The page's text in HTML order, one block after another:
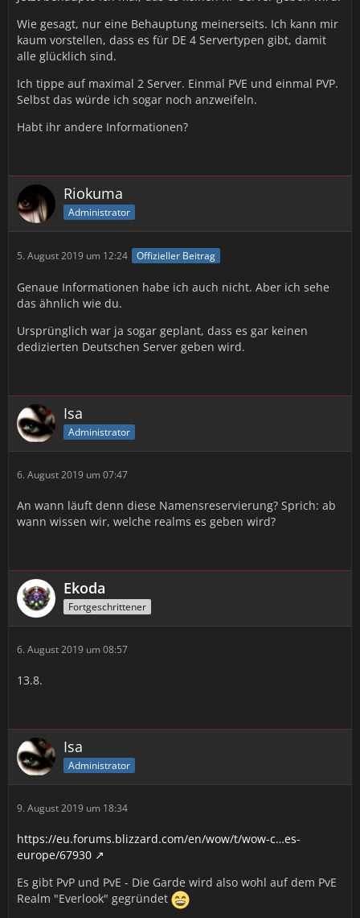
Wie gesagt, nur eine Behauptung meinerseits. Ich kann mir
kaum vorstellen, dass es für DE 4 Servertypen gibt, damit
alle glücklich sind.
Ich tippe auf maximal 2 Server. Einmal PVE und einmal PVP.
Selbst das würde ich sogar noch anzweifeln.
Habt ihr andere Informationen?
Riokuma
Administrator
5. August 2019 um 12:24 Offizieller Beitrag
Genaue Informationen habe ich auch nicht. Aber ich sehe
das ähnlich wie du.
Ursprünglich war ja sogar geplant, dass es gar keinen
dedizierten Deutschen Server geben wird.
Isa
Administrator
6. August 2019 um 07:47
An wann läuft denn diese Namensreservierung? Sprich: ab
wann wissen wir, welche realms es geben wird?
Ekoda
Fortgeschrittener
6. August 2019 um 08:57
13.8.
Isa
Administrator
9. August 2019 um 18:34
https://eu.forums.blizzard.com/en/wow/t/wow-c…es-
europe/67930
Es gibt PvP und PvE - Die Garde wird also wohl auf dem PvE
Realm "Everlook" gegründet